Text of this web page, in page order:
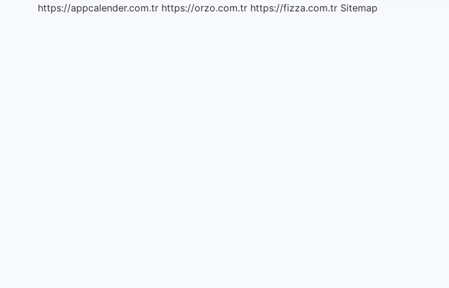
https://appcalender.com.tr https://orzo.com.tr https://fizza.com.tr Sitemap